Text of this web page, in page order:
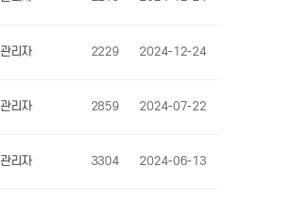
관리자 2229 2024-12-24
관리자 2859 2024-07-22
관리자 3304 2024-06-13